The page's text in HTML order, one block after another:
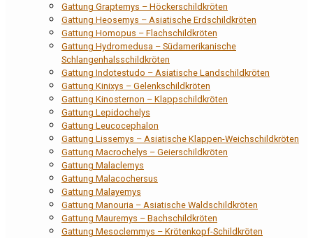
Gattung Graptemys – Höckerschildkröten
Gattung Heosemys – Asiatische Erdschildkröten
Gattung Homopus – Flachschildkröten
Gattung Hydromedusa – Südamerikanische
Schlangenhalsschildkröten
Gattung Indotestudo – Asiatische Landschildkröten
Gattung Kinixys – Gelenkschildkröten
Gattung Kinosternon – Klappschildkröten
Gattung Lepidochelys
Gattung Leucocephalon
Gattung Lissemys – Asiatische Klappen-Weichschildkröten
Gattung Macrochelys – Geierschildkröten
Gattung Malaclemys
Gattung Malacochersus
Gattung Malayemys
Gattung Manouria – Asiatische Waldschildkröten
Gattung Mauremys – Bachschildkröten
Gattung Mesoclemmys – Krötenkopf-Schildkröten